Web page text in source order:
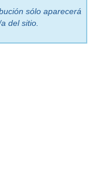
sólo aparecerá
del sitio.